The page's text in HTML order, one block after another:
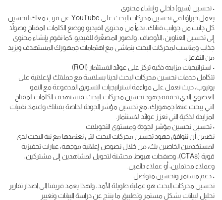
• تحسين (سيو) داخلي وإنشاء محتوى
يعمل خبراؤنا في تحسين محركات البحث على YouTube عن قرب معك لتحسين
كل جانب من جوانب قناتك، بدءاً من محتوى الفيديو ووضع الكلمات المفتاح وصولاً
إلى تحسين العناوين، الأوصاف، والصور المصغّرة للفيديو. كما نقوم بإنشاء محتوى
جذاب ومناسب لمحركات البحث يتماشى مع اهتمامات جمهورك المستهدف ويزيد
من التفاعل.
• استراتيجيات مزايدة ذكية تركز على عوائد الاستثمار (ROI)
تتكامل خدمات تحسين محركات البحث لدينا بسلاسة مع حملاتك الإعلانية على
يوتيوب، حيث نعمل على مواءمة استراتيجيات التسويق المدفوعة مع النمو
العضوي الذي تحققه جهود تحسين محركات البحث. فنستهدف الكلمات المفتاح
التي يبحث عنها جمهورك، مع تحسين مؤشر الجودة الخاصة بقناتك واعتماد تقنيات
المزايدة الذكية التي تعزز عوائد الاستثمار.
• تحسين تحسين مؤشر الجودة ومستوى التحويلات
نضمن أن تتوافق جهود تحسين محركات البحث التي نعتمدها مع نية البحث لدى
المستخدمين الخاصين بك، من خلال نصوص إعلانية موجهة، عبارات تحفيزية
قوية (CTAs)، وصفحات هبوط محسّنة لتحويل المشاهدين إلى مشتركين،
وعملاء محتملين، أو عملاء دائمين.
• دعم مستمر وتحسين متواصل
تحسين محركات البحث هو عملية طويلة الأمد، ولهذا يعمد فريقنا الى اصدار تقارير
تحليل البيانات بشكل مستمر وتطبيق ما ينتج عن دراسة البيانات وتغيير